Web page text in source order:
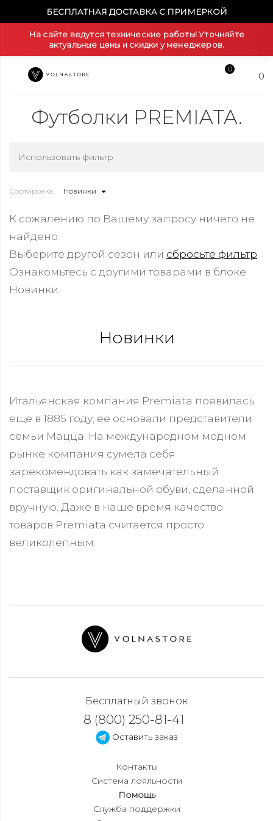
БЕСПЛАТНАЯ ДОСТАВКА С ПРИМЕРКОЙ
На сайте ведутся технические работы! Уточняйте
актуальные цены и скидки у менеджеров.
0
0
Футболки PREMIATA.
Использовать фильтр
Сортировка: Новинки
К сожалению по Вашему запросу ничего не
найдено.
Выберите другой сезон или сбросьте фильтр
Ознакомьтесь с другими товарами в блоке
Новинки.
Новинки
Итальянская компания Premiata появилась
еще в 1885 году, ее основали представители
семьи Мацца. На международном модном
рынке компания сумела себя
зарекомендовать как замечательный
поставщик оригинальной обуви, сделанной
вручную. Даже в наше время качество
товаров Premiata считается просто
великолепным.
Бесплатный звонок
8 (800) 250-81-41
Оставить заказ
Контакты
Система лояльности
Помощь
Служба поддержки